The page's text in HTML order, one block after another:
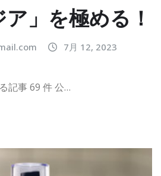
ア」を極める！
7月 12, 2023
記事 69 件 公…